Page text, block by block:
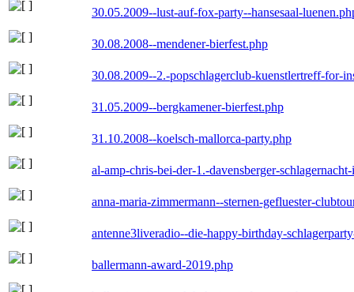
30.05.2009--lust-auf-fox-party--hansesaal-
30.08.2008--mendener-bierfest.php
30.08.2009--2.-popschlagerclub-kuenstlertreff-for-
31.05.2009--bergkamener-bierfest.php
31.10.2008--koelsch-mallorca-party.php
al-amp-chris-bei-der-1.-davensberger-
anna-maria-zimmermann--sternen-gefluester-
antenne3liveradio--die-happy-birthday-
ballermann-award-2019.php